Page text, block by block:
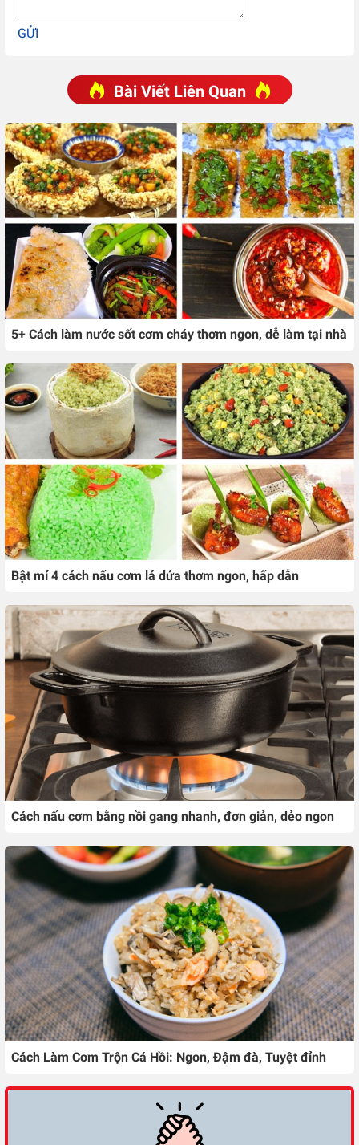
GỬI
Bài Viết Liên Quan
5+ Cách làm nước sốt cơm cháy thơm ngon, dễ làm tại nhà
Bật mí 4 cách nấu cơm lá dứa thơm ngon, hấp dẫn
Cách nấu cơm bằng nồi gang nhanh, đơn giản, dẻo ngon
Cách Làm Cơm Trộn Cá Hồi: Ngon, Đậm đà, Tuyệt đỉnh